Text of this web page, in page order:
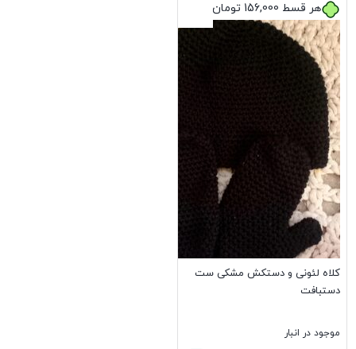
هر قسط 156,000 تومان
کلاه لئونی و دستکش مشکی ست
دستبافت
موجود در انبار